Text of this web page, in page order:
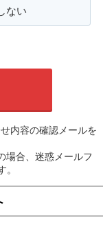
ない
内容の確認メールを
場合、迷惑メールフ